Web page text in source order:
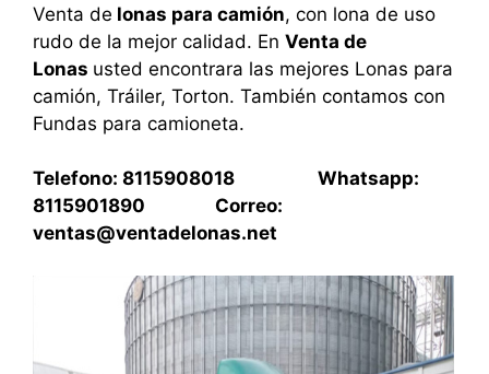
Venta de lonas para camión, con lona de uso
rudo de la mejor calidad. En Venta de
Lonas usted encontrara las mejores Lonas para
camión, Tráiler, Torton. También contamos con
Fundas para camioneta.
Telefono: 8115908018 Whatsapp:
8115901890 Correo:
ventas@ventadelonas.net